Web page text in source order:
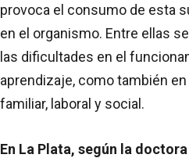
provoca el consumo de esta
en el organismo. Entre ellas
las dificultades en el
aprendizaje, como también
familiar, laboral y social.
En La Plata, según la